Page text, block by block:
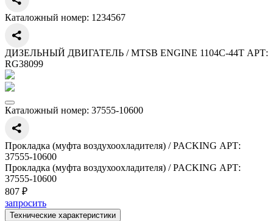
Каталожный номер: 1234567
ДИЗЕЛЬНЫЙ ДВИГАТЕЛЬ / MTSB ENGINE 1104C-44T АРТ:
RG38099
Каталожный номер: 37555-10600
Прокладка (муфта воздухоохладителя) / PACKING АРТ:
37555-10600
Прокладка (муфта воздухоохладителя) / PACKING АРТ:
37555-10600
807 ₽
запросить
Технические характеристики